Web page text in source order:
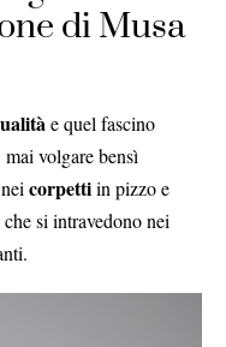
di Musa
e quel fascino
volgare bensì
corpettiin pizzo e
si intravedono nei